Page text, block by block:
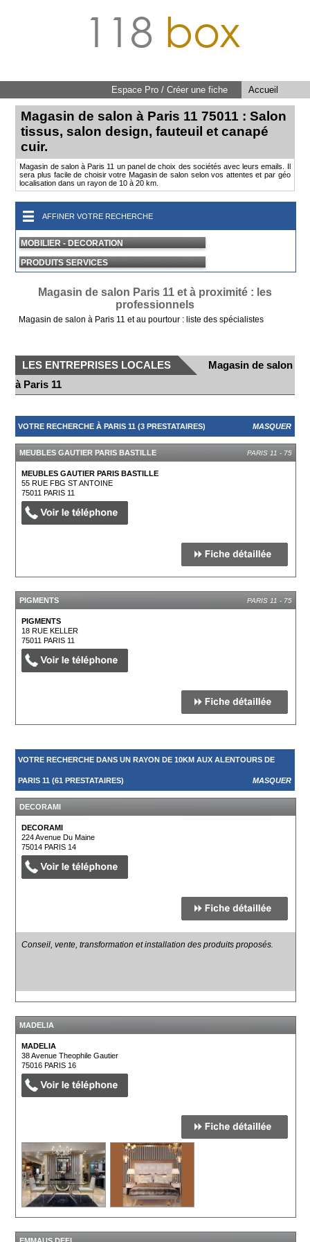
118 box
Accueil
Espace Pro / Créer une fiche
Magasin de salon à Paris 11 75011 : Salon
tissus, salon design, fauteuil et canapé
cuir.
Magasin de salon à Paris 11 un panel de choix des sociétés avec leurs emails. Il
sera plus facile de choisir votre Magasin de salon selon vos attentes et par géo
localisation dans un rayon de 10 à 20 km.
AFFINER VOTRE RECHERCHE
MOBILIER - DECORATION
PRODUITS SERVICES
Magasin de salon Paris 11 et à proximité : les
professionnels
Magasin de salon à Paris 11 et au pourtour : liste des spécialistes
LES ENTREPRISES LOCALES
Magasin de salon
à Paris 11
VOTRE RECHERCHE À PARIS 11 (3 PRESTATAIRES) MASQUER
MEUBLES GAUTIER PARIS BASTILLE PARIS 11 - 75
MEUBLES GAUTIER PARIS BASTILLE
55 RUE FBG ST ANTOINE
75011PARIS 11
PIGMENTS PARIS 11 - 75
PIGMENTS
18 RUE KELLER
75011PARIS 11
VOTRE RECHERCHE DANS UN RAYON DE 10KM AUX ALENTOURS DE
PARIS 11 (61 PRESTATAIRES) MASQUER
DECORAMI
DECORAMI
224 Avenue Du Maine
75014PARIS 14
Conseil, vente, transformation et installation des produits proposés.
MADELIA
MADELIA
38 Avenue Theophile Gautier
75016PARIS 16